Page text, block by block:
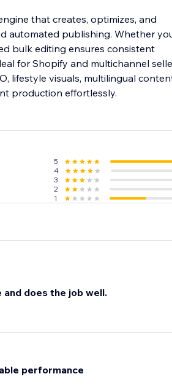
that creates, optimizes, and
automated publishing. Whether
bulk editing ensures consistent
for Shopify and multichannel
lifestyle visuals, multilingual
production effortlessly.
5
4
3
2
1
and does the job well.
performance